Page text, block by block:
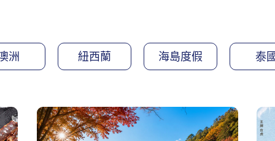
洲 紐西蘭 海島度假 泰